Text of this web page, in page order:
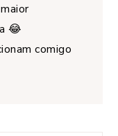
😂
comigo